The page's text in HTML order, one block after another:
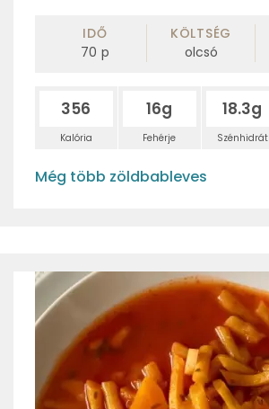
IDŐ
70 p
KÖLTSÉG
olcsó
356
Kalória
16g
Fehérje
18.3g
Szénhidrát
Még több zöldbableves